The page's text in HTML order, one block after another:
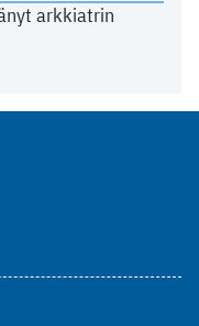
arkkiatrin